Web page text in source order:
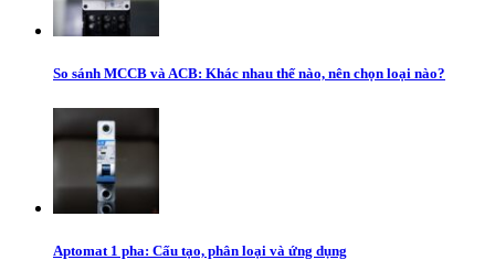
So sánh MCCB và ACB: Khác nhau thế nào, nên chọn loại nào?
Aptomat 1 pha: Cấu tạo, phân loại và ứng dụng